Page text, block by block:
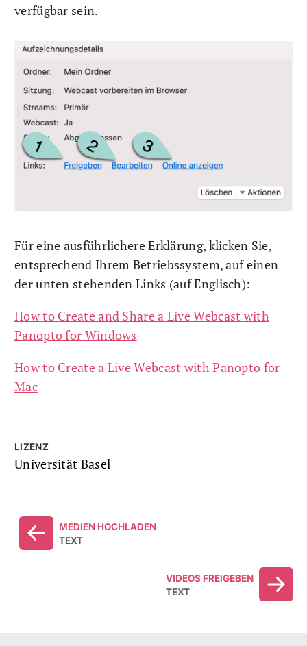
verfügbar sein.
Für eine ausführlichere Erklärung, klicken Sie,
entsprechend Ihrem Betriebssystem, auf einen
der unten stehenden Links (auf Englisch):
How to Create and Share a Live Webcast with
Panopto for Windows
How to Create a Live Webcast with Panopto for
Mac
LIZENZ
Universität Basel
MEDIEN HOCHLADEN
TEXT
VIDEOS FREIGEBEN
TEXT